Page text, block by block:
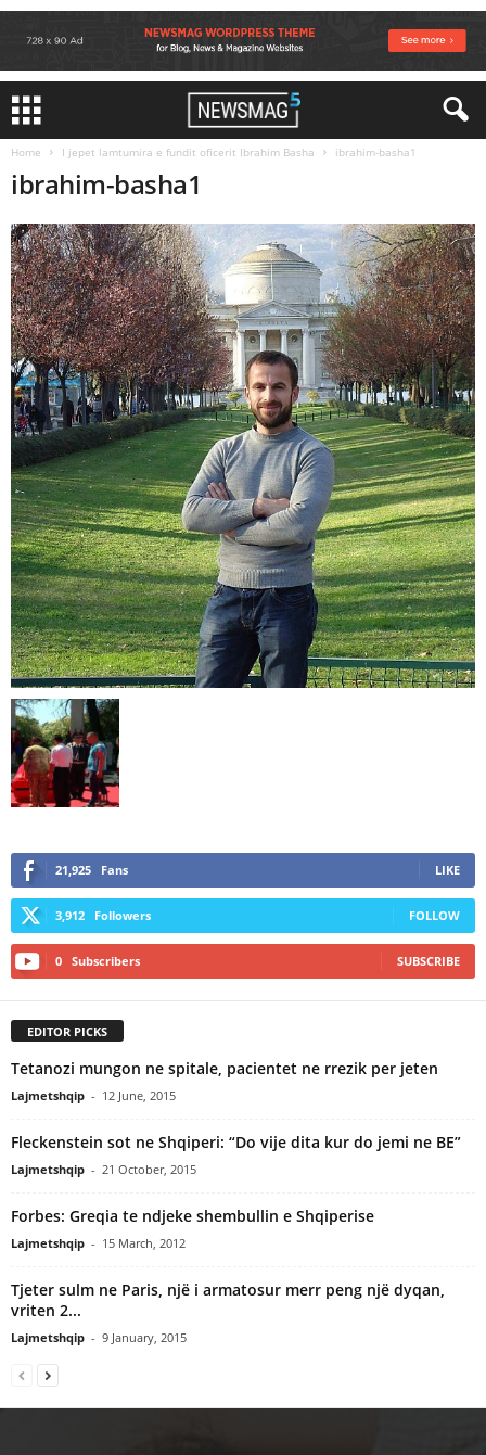
Home I jepet lamtumira e fundit oficerit Ibrahim Basha ibrahim-basha1
ibrahim-basha1
21,925 Fans LIKE
3,912 Followers FOLLOW
0 Subscribers SUBSCRIBE
EDITOR PICKS
Tetanozi mungon ne spitale, pacientet ne rrezik per jeten
Lajmetshqip - 12 June, 2015
Fleckenstein sot ne Shqiperi: “Do vije dita kur do jemi ne BE”
Lajmetshqip - 21 October, 2015
Forbes: Greqia te ndjeke shembullin e Shqiperise
Lajmetshqip - 15 March, 2012
Tjeter sulm ne Paris, një i armatosur merr peng një dyqan,
vriten 2...
Lajmetshqip - 9 January, 2015